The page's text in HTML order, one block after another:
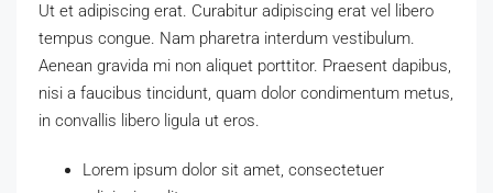
Ut et adipiscing erat. Curabitur adipiscing erat vel libero
tempus congue. Nam pharetra interdum vestibulum.
Aenean gravida mi non aliquet porttitor. Praesent dapibus,
nisi a faucibus tincidunt, quam dolor condimentum metus,
in convallis libero ligula ut eros.
Lorem ipsum dolor sit amet, consectetuer